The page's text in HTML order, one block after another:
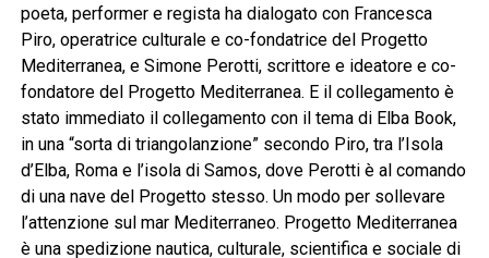
poeta, performer e regista ha dialogato con Francesca
Piro, operatrice culturale e co-fondatrice del Progetto
Mediterranea, e Simone Perotti, scrittore e ideatore e co-
fondatore del Progetto Mediterranea. E il collegamento è
stato immediato il collegamento con il tema di Elba Book,
in una “sorta di triangolanzione” secondo Piro, tra l’Isola
d’Elba, Roma e l’isola di Samos, dove Perotti è al comando
di una nave del Progetto stesso. Un modo per sollevare
l’attenzione sul mar Mediterraneo. Progetto Mediterranea
è una spedizione nautica, culturale, scientifica e sociale di